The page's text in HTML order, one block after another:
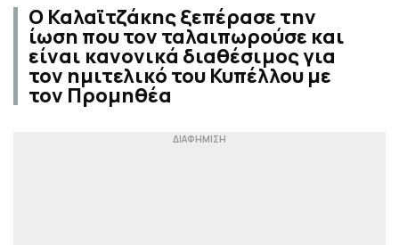
Ο Καλαϊτζάκης ξεπέρασε την
ίωση που τον ταλαιπωρούσε και
είναι κανονικά διαθέσιμος για
τον ημιτελικό του Κυπέλλου με
τον Προμηθέα